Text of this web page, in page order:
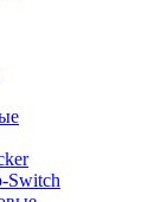
Switch